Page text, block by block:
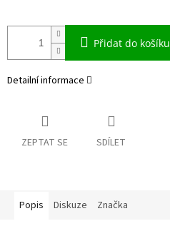
Přidat do košíku
Detailní informace
ZEPTAT SE SDÍLET
Popis Diskuze Značka